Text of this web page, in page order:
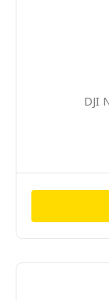
DJI